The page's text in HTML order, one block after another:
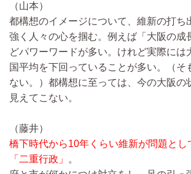
（山本）
都構想のイメージについて、維新の打ち
強く人々の心を掴む。例えば「大阪の成
どパワーワードが多い。けれど実際には
国平均を下回っていることが多い。（そ
ない。）都構想に至っては、今の大阪の
見えてこない。
（藤井）
橋下時代から10年くらい維新が問題とし
「二重行政」 。